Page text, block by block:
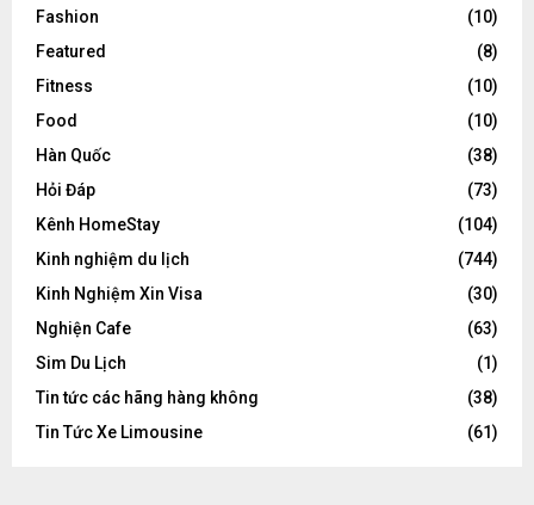
Fashion
(10)
Featured
(8)
Fitness
(10)
Food
(10)
Hàn Quốc
(38)
Hỏi Đáp
(73)
Kênh HomeStay
(104)
Kinh nghiệm du lịch
(744)
Kinh Nghiệm Xin Visa
(30)
Nghiện Cafe
(63)
Sim Du Lịch
(1)
Tin tức các hãng hàng không
(38)
Tin Tức Xe Limousine
(61)